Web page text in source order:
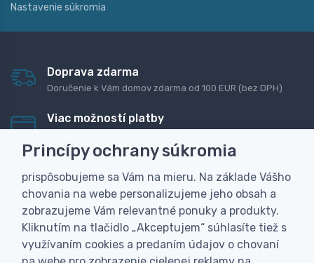
Nastavenie súkromia
Doprava zdarma
Doručenie k Vám domov zdarma od 100 EUR (bez DPH)
Viac možností platby
dobierku
Personalizácia
Vyrobíme Vám vlastný originálny darček
Skúsenosť
Široký sortiment, z ktorého Vám pomôžeme vybrať
Princípy ochrany súkromia
prispôsobujeme sa Vám na mieru. Na základe Vášho
chovania na webe personalizujeme jeho obsah a
zobrazujeme Vám relevantné ponuky a produkty.
Kliknutím na tlačidlo „Akceptujem“ súhlasíte tiež s
využívaním cookies a predaním údajov o chovaní